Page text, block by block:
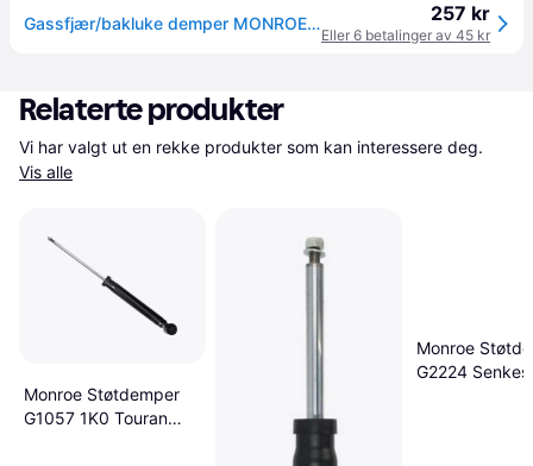
Gassfjær/bakluke demper MONROE ML5530 257 kr
Eller 6 betalinger av 45 kr
Relaterte produkter
Vis alle
Monroe Støtdemper
G1057 1K0 Touran
Monroe
G2224